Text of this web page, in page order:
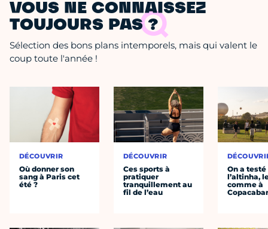
VOUS NE CONNAISSEZ
TOUJOURS PAS ?
Sélection des bons plans intemporels, mais qui valent le
coup toute l'année !
DÉCOUVRIR
Où donner son
sang à Paris cet
été ?
DÉCOUVRIR
Ces sports à
pratiquer
tranquillement au
fil de l’eau
On a testé
l’altinha,
comme à